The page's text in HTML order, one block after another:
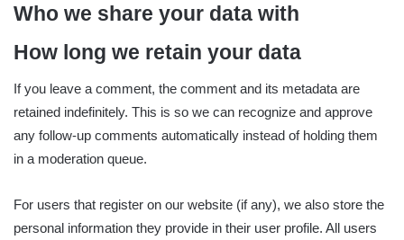
Who we share your data with
How long we retain your data
If you leave a comment, the comment and its metadata are
retained indefinitely. This is so we can recognize and approve
any follow-up comments automatically instead of holding them
in a moderation queue.
For users that register on our website (if any), we also store the
personal information they provide in their user profile. All users